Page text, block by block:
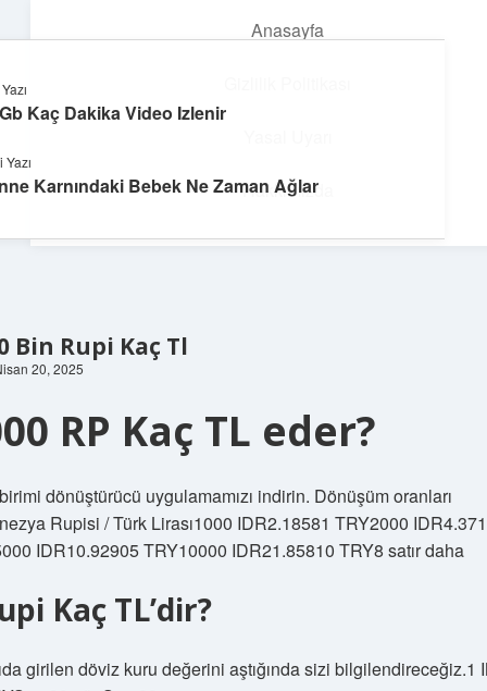
Anasayfa
Hakkımızda
Bin Rupi Kaç Tl
20, 2025
RP Kaç TL eder?
dönüştürücü uygulamamızı indirin. Dönüşüm oranları
Rupisi / Türk Lirası1000 IDR2.18581 TRY2000
IDR10.92905 TRY10000 IDR21.85810 TRY8 satır daha
Kaç TL’dir?
girilen döviz kuru değerini aştığında sizi bilgilendireceğiz.1
Kaç Dakika Video Izlenir
Karnındaki Bebek Ne Zaman Ağlar